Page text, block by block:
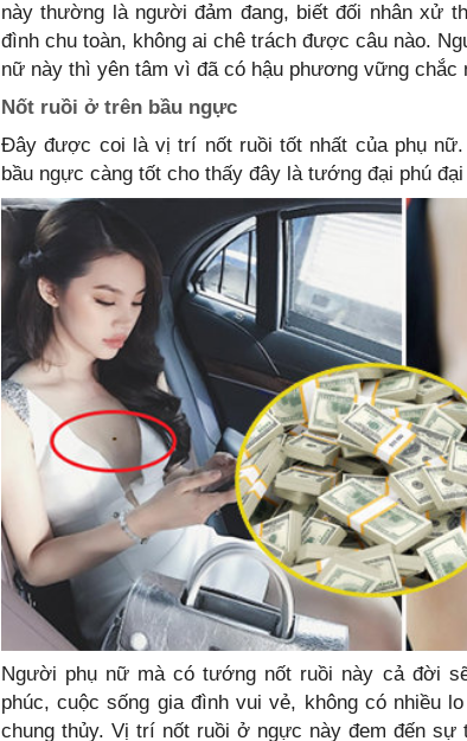
này thường là người đảm đang, biết đối nhân xử
đình chu toàn, không ai chê trách được câu nào.
nữ này thì yên tâm vì đã có hậu phương vững chắc
Nốt ruồi ở trên bầu ngực
Đây được coi là vị trí nốt ruồi tốt nhất của phụ
bầu ngực càng tốt cho thấy đây là tướng đại phú
Người phụ nữ mà có tướng nốt ruồi này cả đời
phúc, cuộc sống gia đình vui vẻ, không có nhiều
chung thủy. Vị trí nốt ruồi ở ngực này đem đến